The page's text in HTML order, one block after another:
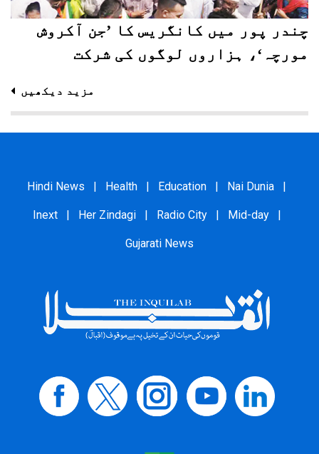
چندر پور میں کانگریس کا ’جن آکروش
مورچہ‘، ہزاروں لوگوں کی شرکت
مزید دیکھیں
Hindi News Health Education Nai Dunia
Inext Her Zindagi Radio City Mid-day
Gujarati News